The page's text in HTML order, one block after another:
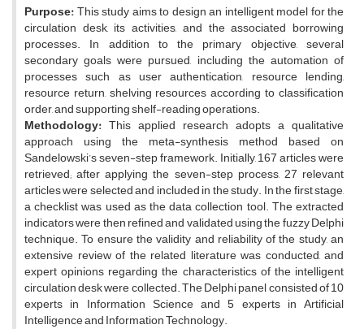
Purpose:This study aims to design an intelligent model for the
circulation desk, its activities, and the associated borrowing
processes. In addition to the primary objective, several
secondary goals were pursued, including the automation of
processes such as user authentication, resource lending,
resource return, shelving resources according to classification
order, and supporting shelf-reading operations.
Methodology: This applied research adopts a qualitative
approach using the meta-synthesis method based on
Sandelowski’s seven-step framework. Initially, 167 articles were
retrieved; after applying the seven-step process, 27 relevant
articles were selected and included in the study. In the first stage,
a checklist was used as the data collection tool. The extracted
indicators were then refined and validated using the fuzzy Delphi
technique. To ensure the validity and reliability of the study, an
extensive review of the related literature was conducted, and
expert opinions regarding the characteristics of the intelligent
circulation desk were collected. The Delphi panel consisted of 10
experts in Information Science and 5 experts in Artificial
Intelligence and Information Technology.